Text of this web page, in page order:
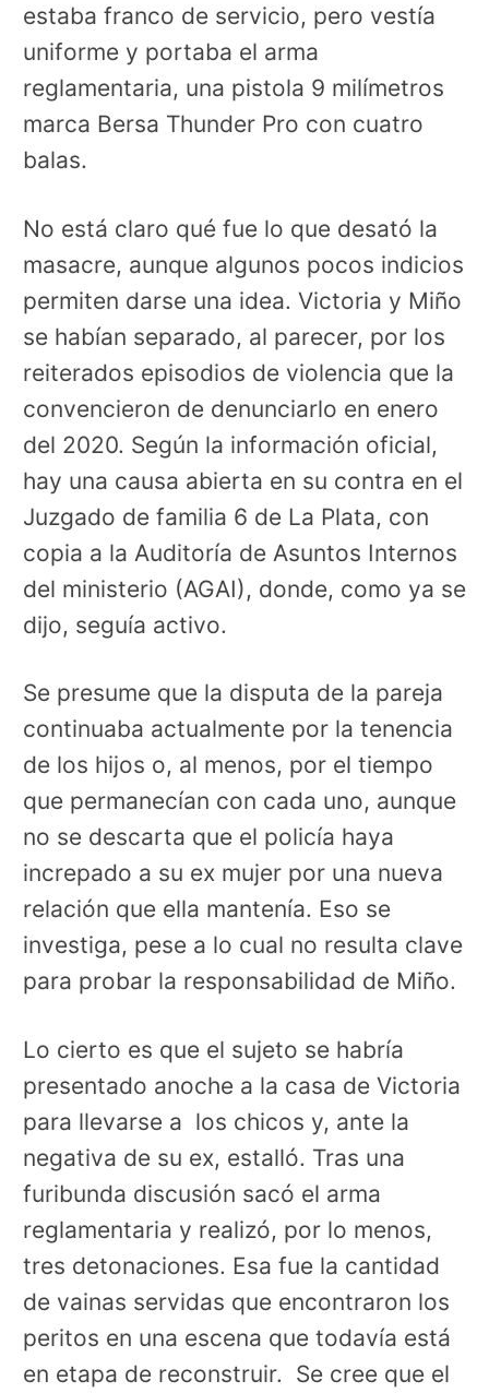
estaba franco de servicio, pero vestía
uniforme y portaba el arma
reglamentaria, una pistola 9 milímetros
marca Bersa Thunder Pro con cuatro
balas.
No está claro qué fue lo que desató la
masacre, aunque algunos pocos indicios
permiten darse una idea. Victoria y Miño
se habían separado, al parecer, por los
reiterados episodios de violencia que la
convencieron de denunciarlo en enero
del 2020. Según la información oficial,
hay una causa abierta en su contra en el
Juzgado de familia 6 de La Plata, con
copia a la Auditoría de Asuntos Internos
del ministerio (AGAI), donde, como ya se
dijo, seguía activo.
Se presume que la disputa de la pareja
continuaba actualmente por la tenencia
de los hijos o, al menos, por el tiempo
que permanecían con cada uno, aunque
no se descarta que el policía haya
increpado a su ex mujer por una nueva
relación que ella mantenía. Eso se
investiga, pese a lo cual no resulta clave
para probar la responsabilidad de Miño.
Lo cierto es que el sujeto se habría
presentado anoche a la casa de Victoria
para llevarse a los chicos y, ante la
negativa de su ex, estalló. Tras una
furibunda discusión sacó el arma
reglamentaria y realizó, por lo menos,
tres detonaciones. Esa fue la cantidad
de vainas servidas que encontraron los
peritos en una escena que todavía está
en etapa de reconstruir. Se cree que el